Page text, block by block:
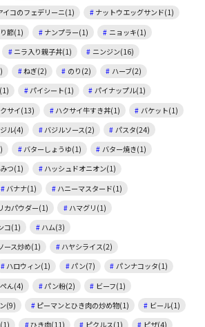
イコのフェデリーニ(1)
ナットウエッグサンド(1)
節(1) ナンプラー(1)
ニョッキ(1)
ニラ入り親子丼(1)
ニンジン(16)
ねぎ(2) のり(2)
ハーブ(2)
パイシート(1)
パイナップル(1)
サイ(13) ハクサイ牛すき丼(1)
バケット(1)
ル(4) バジルソース(2)
パスタ(24)
バターしょうゆ(1)
バター焼き(1)
つ(1)
ハッシュドオニオン(1)
バナナ(1)
ハニーマスタード(1)
カパウダー(1)
ハマグリ(1)
コ(1)
ハム(3)
ース炒め(1)
ハヤシライス(2)
ハロウィン(1) パン(7)
パンナコッタ(1)
ん(4) パン粉(2)
ビーフ(1)
(9) ピーマンとひき肉の炒め物(1)
ビール(1)
ひき肉(11) ピクルス(1)
ピザ(4)